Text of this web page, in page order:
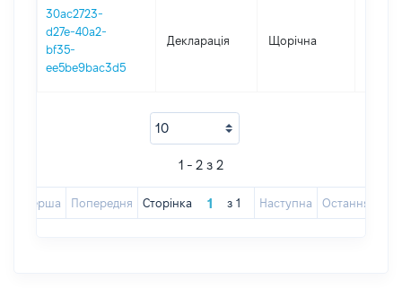
30ac2723-
d27e-40a2-
bf35-
ee5be9bac3d5
Декларація Щорічна
1 - 2 з 2
Перша Попередня Сторінка з 1 Наступна Остання